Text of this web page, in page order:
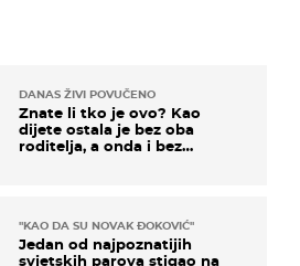
DANAS ŽIVI POVUČENO
Znate li tko je ovo? Kao
dijete ostala je bez oba
roditelja, a onda i bez
"KAO DA SU NOVAK ĐOKOVIĆ"
Jedan od najpoznatijih
svjetskih parova stigao na